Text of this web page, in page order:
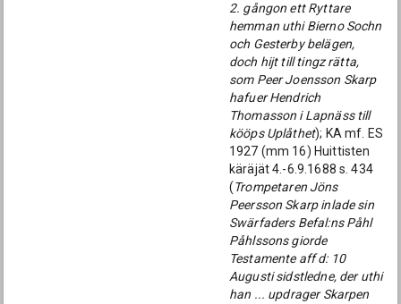
2. gångon ett Ryttare
hemman uthi Bierno Sochn
och Gesterby belägen,
doch hijt till tingz rätta,
som Peer Joensson Skarp
hafuer Hendrich
Thomasson i Lapnäss till
kööps Uplåthet); KA mf. ES
1927 (mm 16) Huittisten
käräjät 4.-6.9.1688 s. 434
(Trompetaren Jöns
Peersson Skarp inlade sin
Swärfaders Befal:ns Påhl
Påhlssons giorde
Testamente aff d: 10
Augusti sidstledne, der uthi
han ... updrager Skarpen